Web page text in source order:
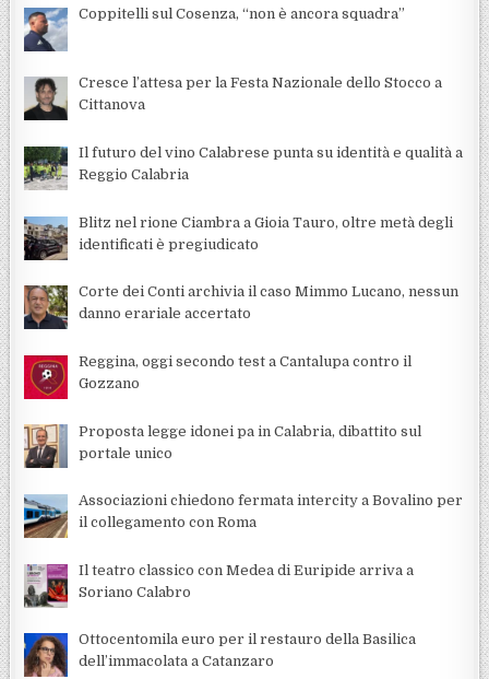
Coppitelli sul Cosenza, “non è ancora squadra”
Cresce l’attesa per la Festa Nazionale dello Stocco a
Cittanova
Il futuro del vino Calabrese punta su identità e qualità a
Reggio Calabria
Blitz nel rione Ciambra a Gioia Tauro, oltre metà degli
identificati è pregiudicato
Corte dei Conti archivia il caso Mimmo Lucano, nessun
danno erariale accertato
Reggina, oggi secondo test a Cantalupa contro il
Gozzano
Proposta legge idonei pa in Calabria, dibattito sul
portale unico
Associazioni chiedono fermata intercity a Bovalino per
il collegamento con Roma
Il teatro classico con Medea di Euripide arriva a
Soriano Calabro
Ottocentomila euro per il restauro della Basilica
dell’immacolata a Catanzaro